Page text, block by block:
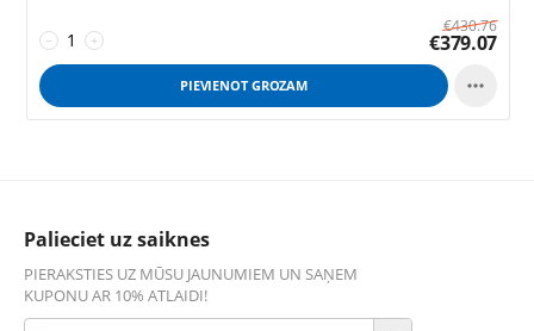
+
−
€430.76
€379.07
PIEVIENOT GROZAM 
Palieciet uz saiknes
PIERAKSTIES UZ MŪSU JAUNUMIEM UN SAŅEM
KUPONU AR 10% ATLAIDI!